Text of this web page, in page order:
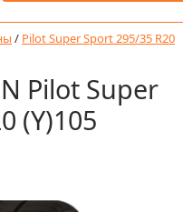
/ Pilot Super Sport 295/35 R20
Pilot Super
(Y)105